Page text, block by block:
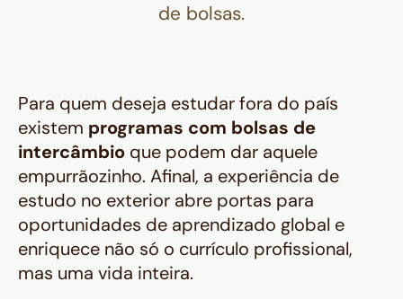
de bolsas.
Para quem deseja estudar fora do país
existem programas com bolsas de
intercâmbio que podem dar aquele
empurrãozinho. Afinal, a experiência de
estudo no exterior abre portas para
oportunidades de aprendizado global e
enriquece não só o currículo profissional,
mas uma vida inteira.